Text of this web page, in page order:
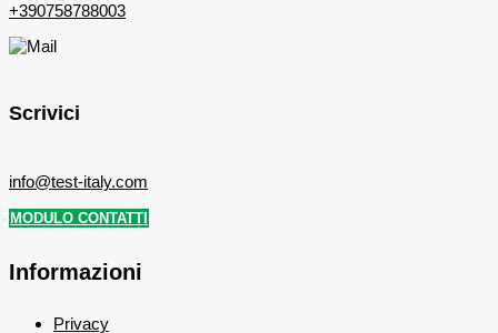
+390758788003
Scrivici
info@test-italy.com
MODULO CONTATTI
Informazioni
Privacy